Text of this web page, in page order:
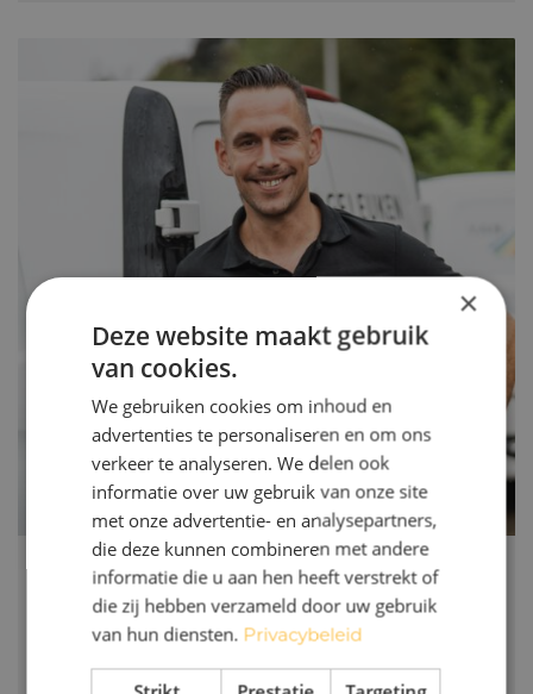
" Niks is belangrijker dan het team
Levi
×
Deze website maakt gebruik
van cookies.
We gebruiken cookies om inhoud en
advertenties te personaliseren en om ons
verkeer te analyseren. We delen ook
informatie over uw gebruik van onze site
met onze advertentie- en analysepartners,
die deze kunnen combineren met andere
informatie die u aan hen heeft verstrekt of
die zij hebben verzameld door uw gebruik
van hun diensten. Privacybeleid